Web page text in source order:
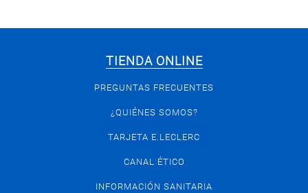
TIENDA ONLINE
PREGUNTAS FRECUENTES
¿QUIÉNES SOMOS?
TARJETA E.LECLERC
CANAL ÉTICO
INFORMACIÓN SANITARIA